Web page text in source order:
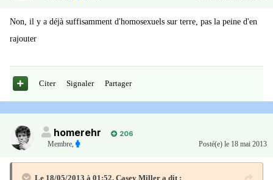
Non, il y a déjà suffisamment d'homosexuels sur terre, pas la peine d'en
rajouter
Citer Signaler Partager
homerehr
206
Membre, Posté(e) le 18 mai 2013
Le 18/05/2013 à 01:52, Casey Miller a dit :